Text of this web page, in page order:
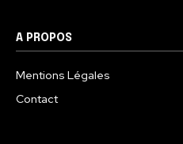
A PROPOS
Mentions Légales
Contact